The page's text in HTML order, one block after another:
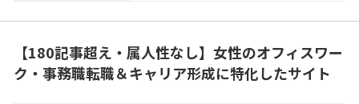
【180記事超え・属人性なし】女性のオフィスワー
ク・事務職転職＆キャリア形成に特化したサイト